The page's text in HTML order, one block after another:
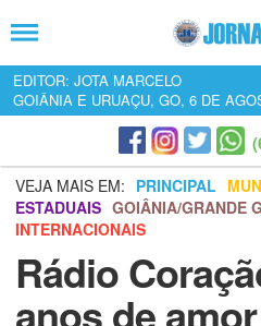
EDITOR: JOTA MARCELO
GOIÂNIA E URUAÇU, GO, 6 DE
VEJA MAIS EM: PRINCIPAL
ESTADUAIS GOIÂNIA/GRANDE
INTERNACIONAIS
Rádio
anos de